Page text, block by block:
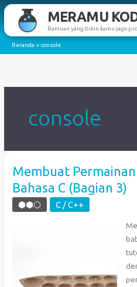
Lewati
konten
MERAMU
Ramuan yang bikin kamu jago
Beranda console
console
Membuat
Bahasa C (Bagian 3)
⬢⬢⬡ C / C++